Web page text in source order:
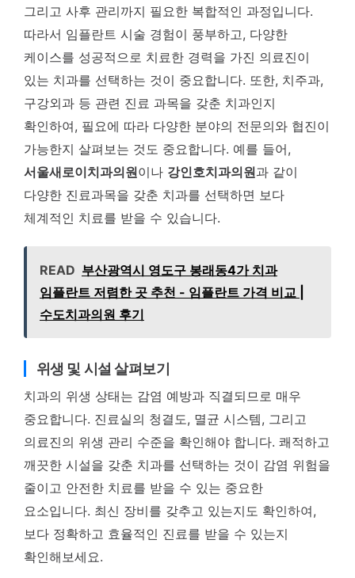
그리고 사후 관리까지 필요한 복합적인 과정입니다.
따라서 임플란트 시술 경험이 풍부하고, 다양한
케이스를 성공적으로 치료한 경력을 가진 의료진이
있는 치과를 선택하는 것이 중요합니다. 또한, 치주과,
구강외과 등 관련 진료 과목을 갖춘 치과인지
확인하여, 필요에 따라 다양한 분야의 전문의와 협진이
가능한지 살펴보는 것도 중요합니다. 예를 들어,
서울새로이치과의원이나 강인호치과의원과 같이
다양한 진료과목을 갖춘 치과를 선택하면 보다
체계적인 치료를 받을 수 있습니다.
READ 부산광역시 영도구 봉래동4가 치과
임플란트 저렴한 곳 추천 - 임플란트 가격 비교 |
수도치과의원 후기
위생 및 시설 살펴보기
치과의 위생 상태는 감염 예방과 직결되므로 매우
중요합니다. 진료실의 청결도, 멸균 시스템, 그리고
의료진의 위생 관리 수준을 확인해야 합니다. 쾌적하고
깨끗한 시설을 갖춘 치과를 선택하는 것이 감염 위험을
줄이고 안전한 치료를 받을 수 있는 중요한
요소입니다. 최신 장비를 갖추고 있는지도 확인하여,
보다 정확하고 효율적인 진료를 받을 수 있는지
확인해보세요.